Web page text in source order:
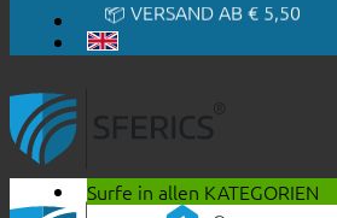
🔖 KAUF AUF RECHNUNG
Surfe in allen KATEGORIEN